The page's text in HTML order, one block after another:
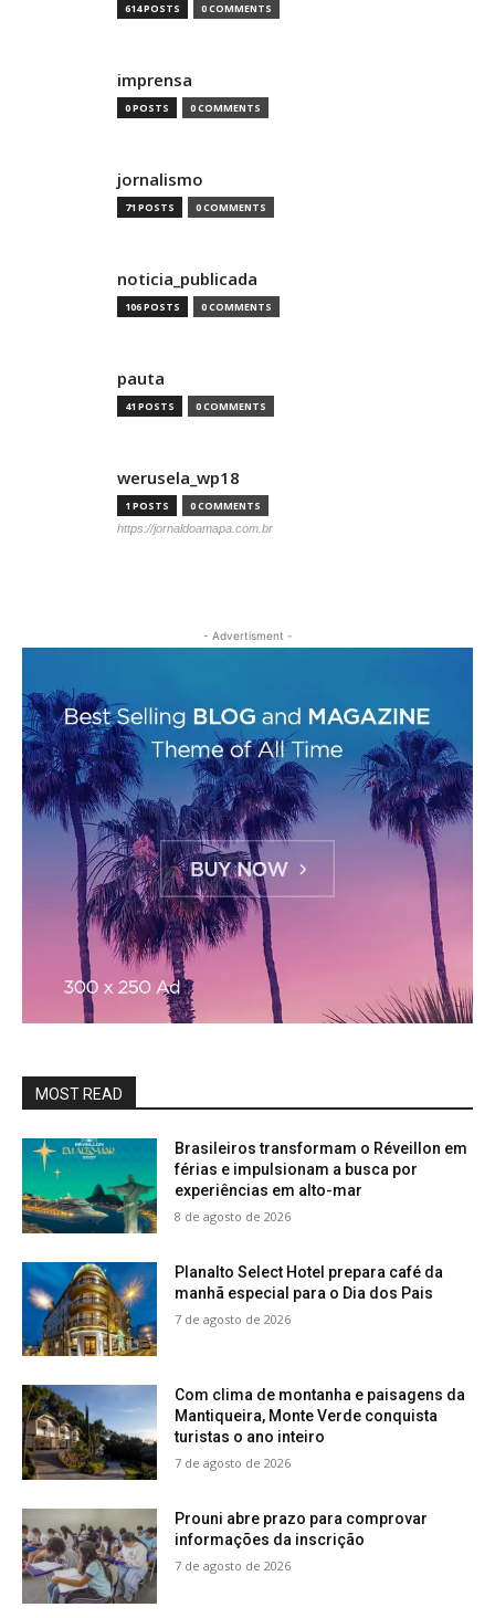
614 POSTS 0 COMMENTS
imprensa
0 POSTS 0 COMMENTS
jornalismo
71 POSTS 0 COMMENTS
noticia_publicada
106 POSTS 0 COMMENTS
pauta
41 POSTS 0 COMMENTS
werusela_wp18
1 POSTS 0 COMMENTS
https://jornaldoamapa.com.br
- Advertisment -
MOST READ
Brasileiros transformam o Réveillon em
férias e impulsionam a busca por
experiências em alto-mar
8 de agosto de 2026
Planalto Select Hotel prepara café da
manhã especial para o Dia dos Pais
7 de agosto de 2026
Com clima de montanha e paisagens da
Mantiqueira, Monte Verde conquista
turistas o ano inteiro
7 de agosto de 2026
Prouni abre prazo para comprovar
informações da inscrição
7 de agosto de 2026